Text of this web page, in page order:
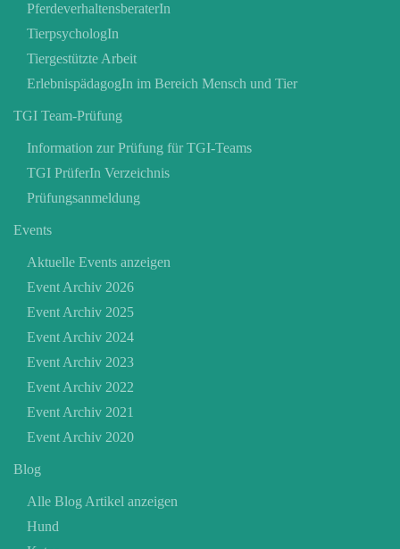
PferdeverhaltensberaterIn
TierpsychologIn
Tiergestützte Arbeit
ErlebnispädagogIn im Bereich Mensch und Tier
TGI Team-Prüfung
Information zur Prüfung für TGI-Teams
TGI PrüferIn Verzeichnis
Prüfungsanmeldung
Events
Aktuelle Events anzeigen
Event Archiv 2026
Event Archiv 2025
Event Archiv 2024
Event Archiv 2023
Event Archiv 2022
Event Archiv 2021
Event Archiv 2020
Blog
Alle Blog Artikel anzeigen
Hund